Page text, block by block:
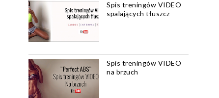
Spis treningów VIDEO
spalających tłuszcz
Spis treningów VIDEO
na brzuch